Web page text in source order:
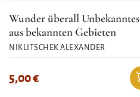
Wunder überall Unbekanntes
aus bekannten Gebieten
NIKLITSCHEK ALEXANDER
5,00€